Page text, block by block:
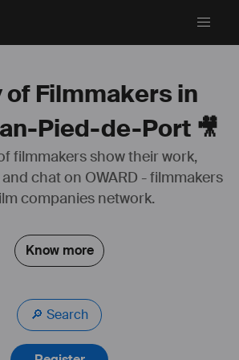
of Filmmakers in
Pied-de-Port 🎥
filmmakers show their work,
chat on OWARD - filmmakers
companies network.
Know more
🔎 Search
CONTACT  -----------------
+33611073834
PROFIL  -----------------
musique à l'image et musicien traditionnel
basque.
les expériences artistiques, je n'ai aucune
défis, je suis rapide, je suis perfectionniste.